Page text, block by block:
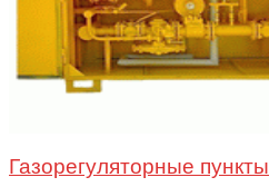
Газорегуляторные пункты